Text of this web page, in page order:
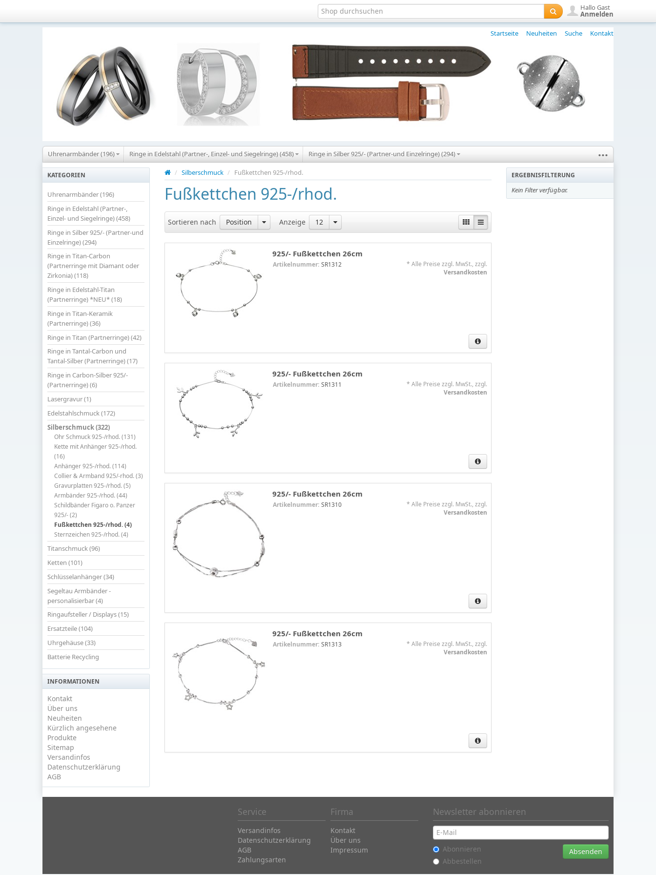
Hallo Gast
Anmelden
Startseite Neuheiten Suche Kontakt
Uhrenarmbänder (196) Ringe in Edelstahl (Partner-, Einzel- und Siegelringe) (458) Ringe in Silber 925/- (Partner-und Einzelringe) (294) ...
KATEGORIEN
Uhrenarmbänder (196)
Ringe in Edelstahl (Partner-,
Einzel- und Siegelringe) (458)
Ringe in Silber 925/- (Partner-und
Einzelringe) (294)
Ringe in Titan-Carbon
(Partnerringe mit Diamant oder
Zirkonia) (118)
Ringe in Edelstahl-Titan
(Partnerringe) *NEU* (18)
Ringe in Titan-Keramik
(Partnerringe) (36)
Ringe in Titan (Partnerringe) (42)
Ringe in Tantal-Carbon und
Tantal-Silber (Partnerringe) (17)
Ringe in Carbon-Silber 925/-
(Partnerringe) (6)
Lasergravur (1)
Edelstahlschmuck (172)
Silberschmuck (322)
Ohr Schmuck 925-/rhod. (131)
Kette mit Anhänger 925-/rhod.
(16)
Anhänger 925-/rhod. (114)
Collier & Armband 925/-rhod. (3)
Gravurplatten 925-/rhod. (5)
Armbänder 925-/rhod. (44)
Schildbänder Figaro o. Panzer
925/- (2)
Fußkettchen 925-/rhod. (4)
Sternzeichen 925-/rhod. (4)
Titanschmuck (96)
Ketten (101)
Schlüsselanhänger (34)
Segeltau Armbänder -
personalisierbar (4)
Ringaufsteller / Displays (15)
Ersatzteile (104)
Uhrgehäuse (33)
Batterie Recycling
INFORMATIONEN
Kontakt
Über uns
Neuheiten
Kürzlich angesehene
Produkte
Sitemap
Versandinfos
Datenschutzerklärung
AGB
/ Silberschmuck / Fußkettchen 925-/rhod.
Fußkettchen 925-/rhod.
Sortieren nach Position Anzeige 12
925/- Fußkettchen 26cm
Artikelnummer: SR1312
* Alle Preise zzgl. MwSt., zzgl.
Versandkosten
925/- Fußkettchen 26cm
Artikelnummer: SR1311
* Alle Preise zzgl. MwSt., zzgl.
Versandkosten
925/- Fußkettchen 26cm
Artikelnummer: SR1310
* Alle Preise zzgl. MwSt., zzgl.
Versandkosten
925/- Fußkettchen 26cm
Artikelnummer: SR1313
* Alle Preise zzgl. MwSt., zzgl.
Versandkosten
ERGEBNISFILTERUNG
Kein Filter verfügbar.
Service
Versandinfos
Datenschutzerklärung
AGB
Zahlungsarten
Firma
Kontakt
Über uns
Impressum
Newsletter abonnieren
Absenden
Abonnieren
Abbestellen